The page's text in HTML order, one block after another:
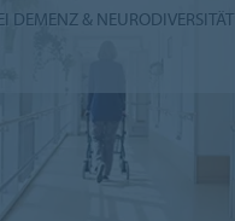
DEMENZ & NEURODIVERSITÄT